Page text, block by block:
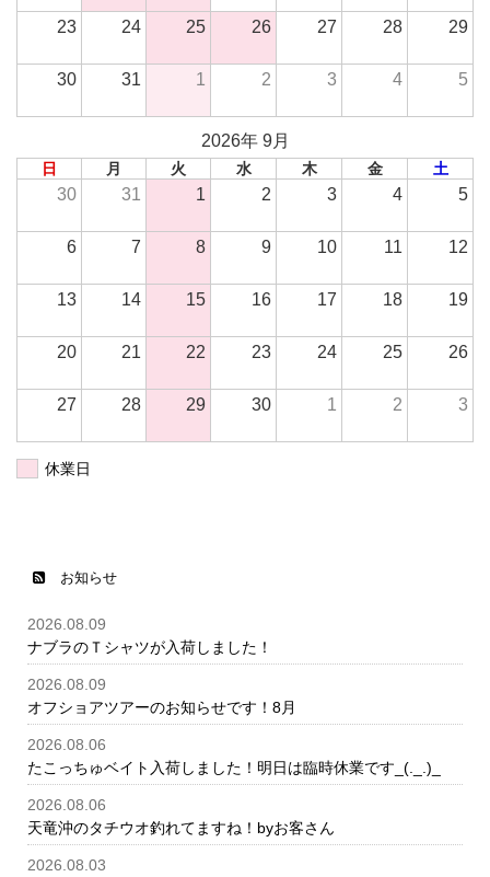
23 24 25 26 27 28 29
30 31 1 2 3 4 5
2026年 9月
日 月 火 水 木 金 土
30 31 1 2 3 4 5
6 7 8 9 10 11 12
13 14 15 16 17 18 19
20 21 22 23 24 25 26
27 28 29 30 1 2 3
休業日
お知らせ
2026.08.09
ナブラのＴシャツが入荷しました！
2026.08.09
オフショアツアーのお知らせです！8月
2026.08.06
たこっちゅベイト入荷しました！明日は臨時休業です_(._.)_
2026.08.06
天竜沖のタチウオ釣れてますね！byお客さん
2026.08.03